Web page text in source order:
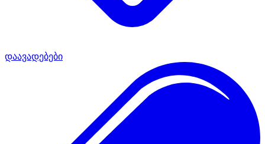
დაავადებები